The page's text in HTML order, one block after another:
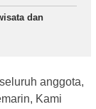
dan
anggota,
Kami